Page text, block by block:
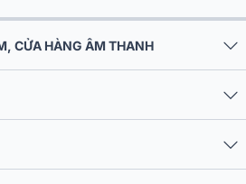
CỬA HÀNG ÂM THANH